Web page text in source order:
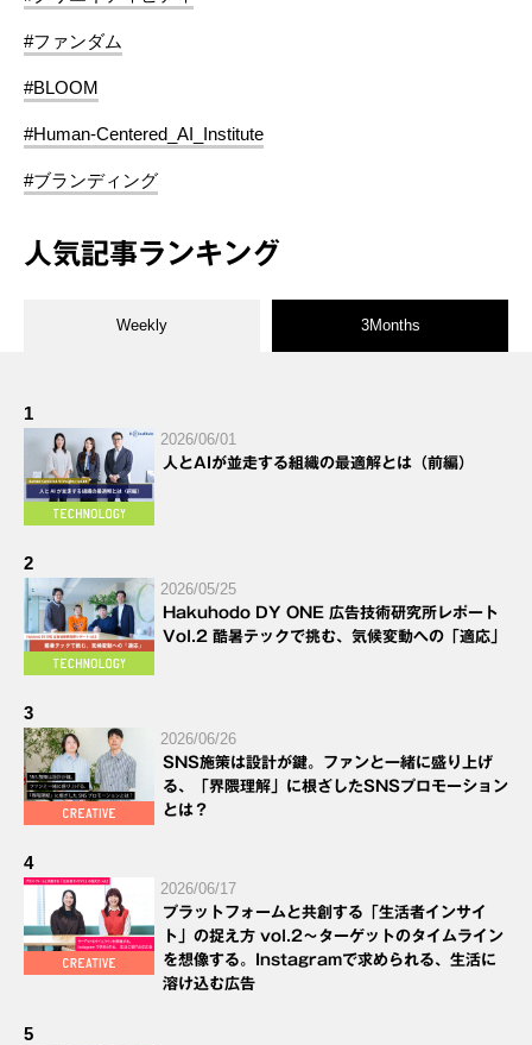
#ファンダム
#BLOOM
#Human-Centered_AI_Institute
#ブランディング
人気記事ランキング
Weekly 3Months
1
2026/06/01
人とAIが並走する組織の最適解とは（前編）
2
2026/05/25
Hakuhodo DY ONE 広告技術研究所レポート
Vol.2 酷暑テックで挑む、気候変動への「適応」
3
2026/06/26
SNS施策は設計が鍵。ファンと一緒に盛り上げ
る、「界隈理解」に根ざしたSNSプロモーション
とは？
4
2026/06/17
プラットフォームと共創する「生活者インサイ
ト」の捉え方 vol.2～ターゲットのタイムライン
を想像する。Instagramで求められる、生活に
溶け込む広告
5